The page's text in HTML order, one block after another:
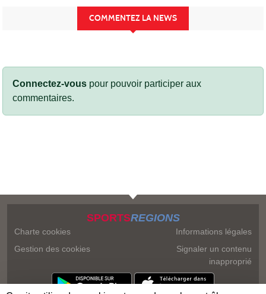
COMMENTEZ LA NEWS
Connectez-vous pour pouvoir participer aux
commentaires.
SPORTSREGIONS
Charte cookies
Gestion des cookies
Informations légales
Signaler un contenu
inapproprié